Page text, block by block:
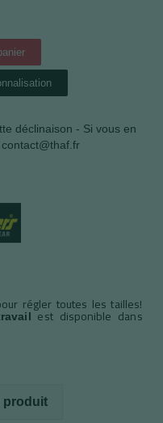
déclinaison - Si vous en
régler toutes les tailles!
est disponible dans
produit